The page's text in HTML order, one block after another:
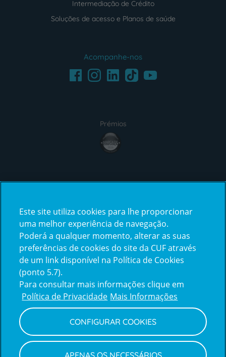
Intermediação de Crédito
Soluções de acesso e Planos de saúde
Acompanhe-nos
FacebookInstagramLinkedInTikTokYoutube
Prémios
award4
certification2certification3
Reclamações
e
elogios
Política de Privacidade e Cookies
Este site utiliza cookies para lhe proporcionar
uma melhor experiência de navegação.
Poderá a qualquer momento, alterar as suas
preferências de cookies do site da CUF através
de um link disponível na Política de Cookies
(ponto 5.7).
Para consultar mais informações clique em
Política de Privacidade Mais Informações
CONFIGURAR COOKIES
APENAS OS NECESSÁRIOS